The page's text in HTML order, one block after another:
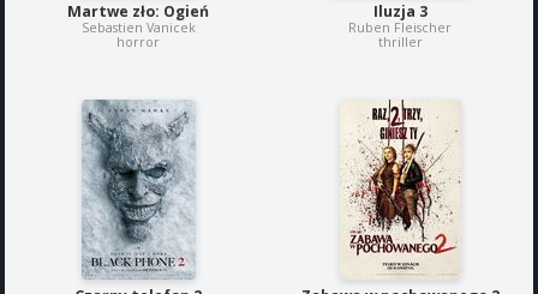
Martwe zło: Ogień
Sebastien Vanicek
horror
Iluzja 3
Ruben Fleischer
thriller